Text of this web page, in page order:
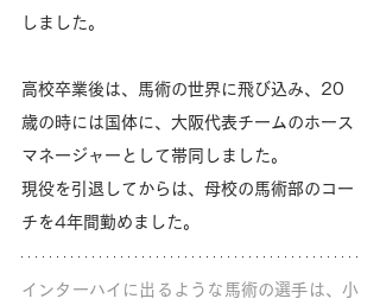
しました。
高校卒業後は、馬術の世界に飛び込み、20
歳の時には国体に、大阪代表チームのホース
マネージャーとして帯同しました。
現役を引退してからは、母校の馬術部のコー
チを4年間勤めました。
インターハイに出るような馬術の選手は、小